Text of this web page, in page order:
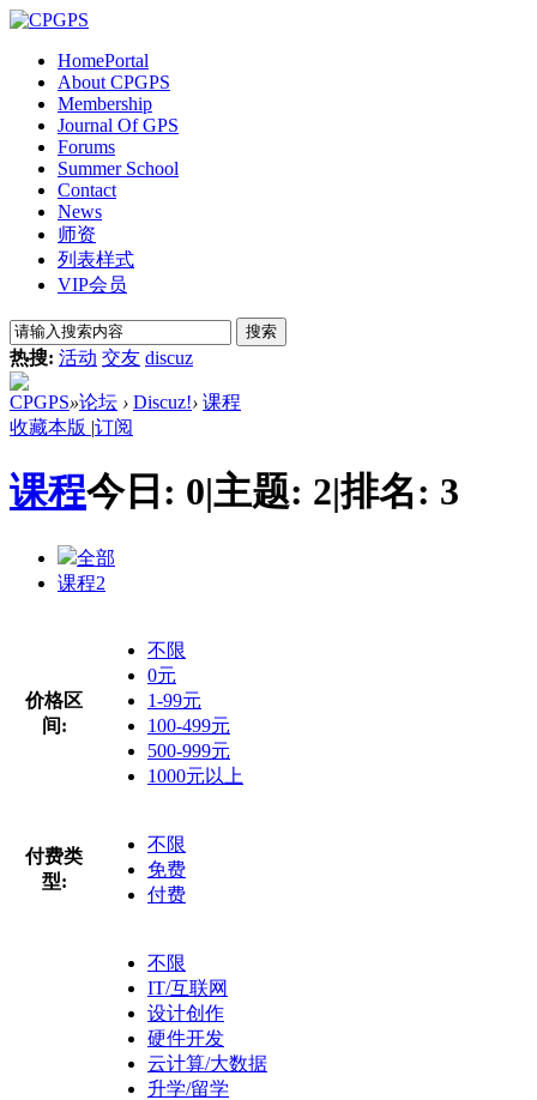
HomePortal
About CPGPS
Membership
Journal Of GPS
Forums
Summer School
Contact
News
师资
列表样式
VIP会员
搜索
热搜: 活动 交友 discuz
CPGPS»论坛 › Discuz!› 课程
收藏本版 |订阅
课程今日: 0|主题: 2|排名: 3
全部
课程2
价格区
间:
不限
0元
1-99元
100-499元
500-999元
1000元以上
付费类
型:
不限
免费
付费
不限
IT/互联网
设计创作
硬件开发
云计算/大数据
升学/留学